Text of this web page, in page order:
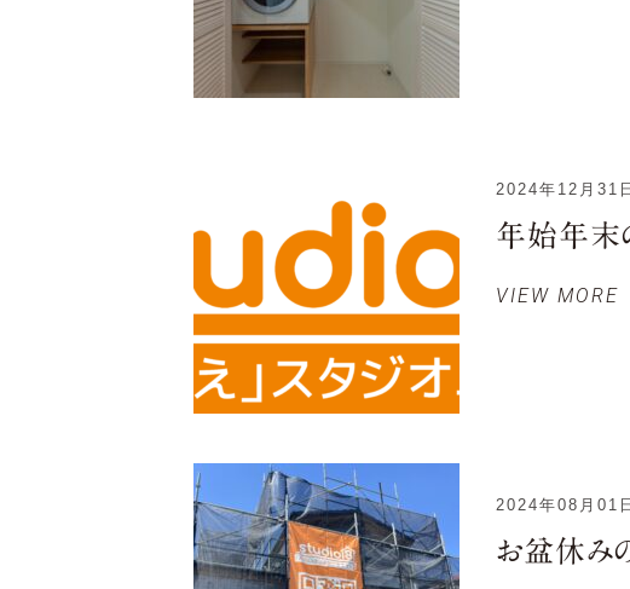
2024年12月31日
年始年末
VIEW MORE
2024年08月01日
お盆休み